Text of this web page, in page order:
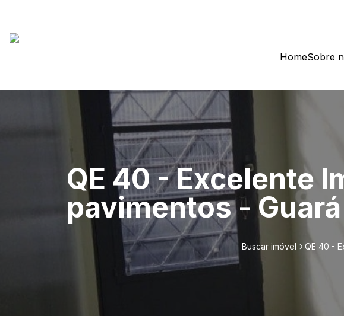
HomeSobre
QE 40 - Excelente
pavimentos - Guará
Buscar imóvel QE 40 -